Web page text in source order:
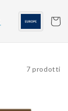
Carrello
7 prodotti